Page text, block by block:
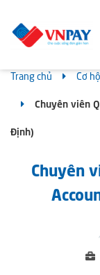
Trang chủ Cơ
Chuyên viên
Định)
Chuyên